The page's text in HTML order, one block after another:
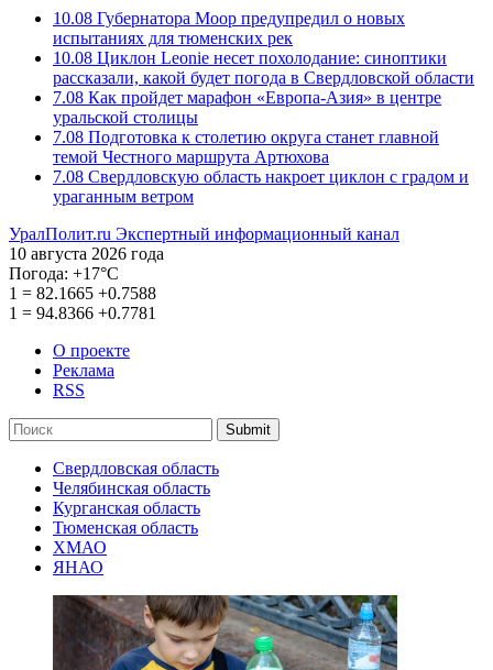
10.08 Губернатора Моор предупредил о новых
испытаниях для тюменских рек
10.08 Циклон Leonie несет похолодание: синоптики
рассказали, какой будет погода в Свердловской области
7.08 Как пройдет марафон «Европа-Азия» в центре
уральской столицы
7.08 Подготовка к столетию округа станет главной
темой Честного маршрута Артюхова
7.08 Свердловскую область накроет циклон с градом и
ураганным ветром
УралПолит.ru Экспертный информационный канал
10 августа 2026 года
Погода: +17°С
1 = 82.1665 +0.7588
1 = 94.8366 +0.7781
О проекте
Реклама
RSS
Submit
Свердловская область
Челябинская область
Курганская область
Тюменская область
ХМАО
ЯНАО